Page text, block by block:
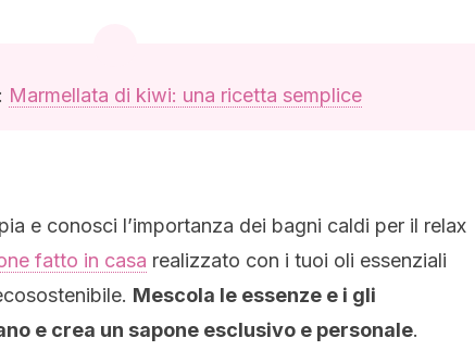
Marmellata di kiwi: una ricetta semplice
e conosci l’importanza dei bagni caldi per il relax
fatto in casa realizzato con i tuoi oli essenziali
Mescola le essenze e i gli
e crea un sapone esclusivo e personale.